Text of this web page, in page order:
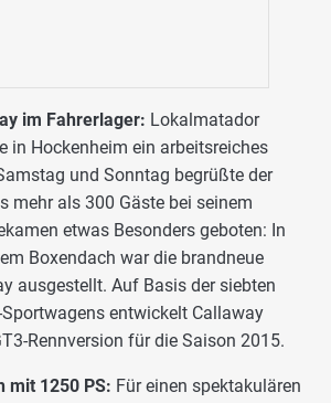
im Fahrerlager: Lokalmatador
in Hockenheim ein arbeitsreiches
und Sonntag begrüßte der
mehr als 300 Gäste bei seinem
etwas Besonders geboten: In
Boxendach war die brandneue
ausgestellt. Auf Basis der siebten
Sportwagens entwickelt Callaway
Rennversion für die Saison 2015.
mit 1250 PS: Für einen spektakulären